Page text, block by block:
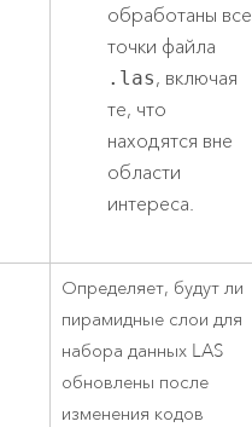
обработаны все
точки файла
.las, включая
те, что
находятся вне
области
интереса.
Определяет, будут ли
пирамидные слои для
набора данных LAS
обновлены после
изменения кодов